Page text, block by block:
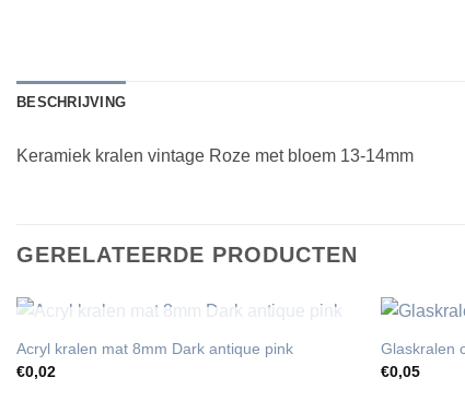
BESCHRIJVING
Keramiek kralen vintage Roze met bloem 13-14mm
GERELATEERDE PRODUCTEN
UITVERKOCHT
Acryl kralen mat 8mm Dark antique pink
€0,02
Glaskralen
€0,05